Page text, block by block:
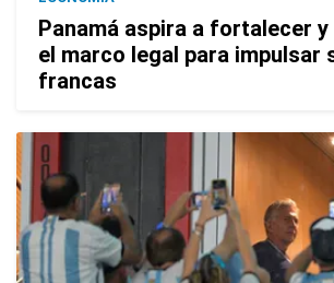
Panamá aspira a fortalecer
el marco legal para impulsar
francas